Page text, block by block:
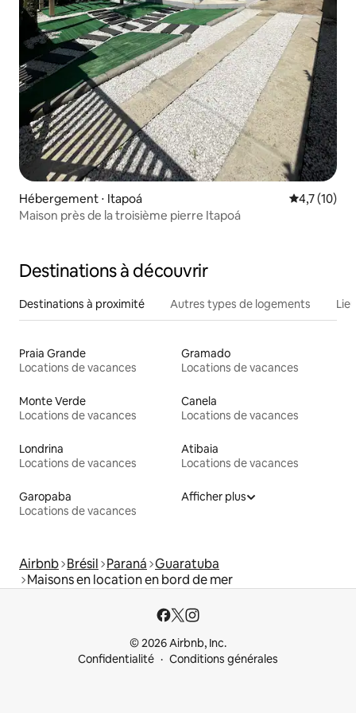
Hébergement ⋅ Itapoá Évaluation
4,7 (10)
Maison près de la troisième pierre Itapoá
Destinations à découvrir
Destinations à proximité Autres types de logements
Praia Grande
Locations de vacances
Gramado
Locations de vacances
Monte Verde
Locations de vacances
Canela
Locations de vacances
Londrina
Locations de vacances
Atibaia
Locations de vacances
Garopaba
Locations de vacances
Afficher plus
Airbnb Brésil Paraná Guaratuba
Maisons en location en bord de mer
© 2026 Airbnb, Inc.
Confidentialité
Conditions générales